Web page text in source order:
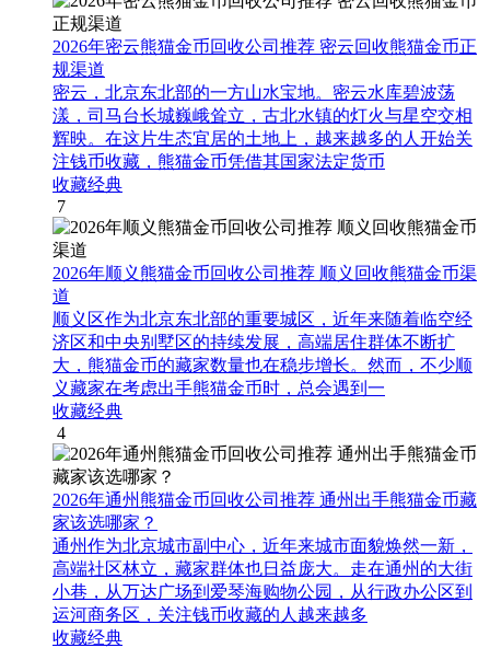
2026年密云熊猫金币回收公司推荐 密云回收熊猫金币正
规渠道
密云，北京东北部的一方山水宝地。密云水库碧波荡
漾，司马台长城巍峨耸立，古北水镇的灯火与星空交相
辉映。在这片生态宜居的土地上，越来越多的人开始关
注钱币收藏，熊猫金币凭借其国家法定货币
收藏经典
7
2026年顺义熊猫金币回收公司推荐 顺义回收熊猫金币渠
道
顺义区作为北京东北部的重要城区，近年来随着临空经
济区和中央别墅区的持续发展，高端居住群体不断扩
大，熊猫金币的藏家数量也在稳步增长。然而，不少顺
义藏家在考虑出手熊猫金币时，总会遇到一
收藏经典
4
2026年通州熊猫金币回收公司推荐 通州出手熊猫金币藏
家该选哪家？
通州作为北京城市副中心，近年来城市面貌焕然一新，
高端社区林立，藏家群体也日益庞大。走在通州的大街
小巷，从万达广场到爱琴海购物公园，从行政办公区到
运河商务区，关注钱币收藏的人越来越多
收藏经典